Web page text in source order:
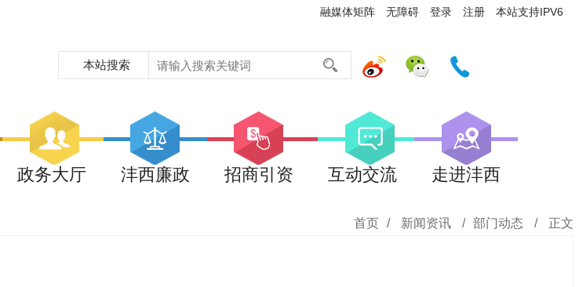
融媒体矩阵 无障碍 登录 注册 本站支持IPV6
本站搜索
政务大厅 沣西廉政 招商引资 互动交流 走进沣西
首页 / 新闻资讯 / 部门动态 / 正文